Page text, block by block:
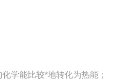
学能比较*地转化为热能；